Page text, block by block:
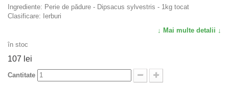
Ingrediente: Perie de pădure - Dipsacus sylvestris - 1kg tocat
Clasificare: Ierburi
↓ Mai multe detalii ↓
în stoc
107 lei
Cantitate